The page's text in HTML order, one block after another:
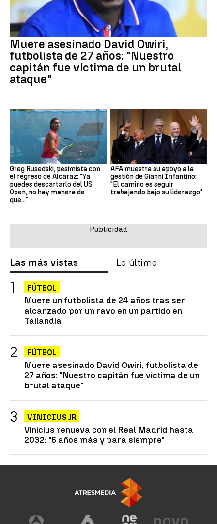
Muere asesinado David Owiri,
futbolista de 27 años: "Nuestro
capitán fue víctima de un brutal
ataque"
Greg Rusedski, pesimista con
el regreso de Alcaraz: "Ya
puedes descartarlo del US
Open, no hay manera de
que..."
AFA muestra su apoyo a la
gestión de Gianni Infantino:
"El camino es seguir
trabajando bajo su liderazgo"
Las más vistas Lo último
FÚTBOL
Muere un futbolista de 24 años tras ser
alcanzado por un rayo en un partido en
Tailandia
FÚTBOL
Muere asesinado David Owiri, futbolista de
27 años: "Nuestro capitán fue víctima de un
brutal ataque"
VINICIUS JR
Vinicius renueva con el Real Madrid hasta
2032: "6 años más y para siempre"